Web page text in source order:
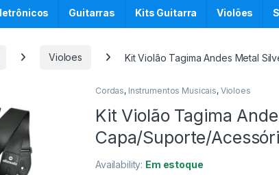
Guitarras Kits Guitarra Violões
Violoes Kit Violão Tagima Andes Metal
Cordas, Instrumentos Musicais, Violoes
Kit Violão Tagima
Capa/Suporte/
Availability: Em estoque